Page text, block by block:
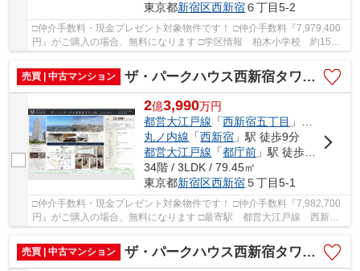
東京都新宿区西新宿６丁目5-2
□仲介手数料・現金プレゼント対象物件です！ □仲介手数料『7,979,400
円』がご購入の場合、無料になります □学区情報 柏木小学校 約15
売買 | 中古マンション
ザ・パークハウス西新宿タワー60 仲介手数料無料＋100万円現金プレゼント中
2億3,990万円
都営大江戸線 「西新宿五丁目 」駅 徒歩7分
丸ノ内線 「西新宿 」駅 徒歩9分
都営大江戸線 「都庁前 」駅 徒歩10分
34階 / 3LDK / 79.45㎡
東京都新宿区西新宿５丁目5-1
□仲介手数料・現金プレゼント対象物件です！ □仲介手数料『7,982,700
円』がご購入の場合、無料になります □最寄駅 都営大江戸線 西新宿
売買 | 中古マンション
ザ・パークハウス西新宿タワー60 仲介手数料無料＋100万円現金プレゼント中